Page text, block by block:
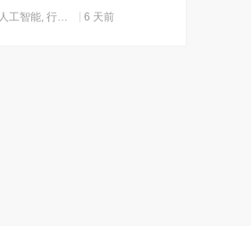
发关机
人工智能 行业动态 6 天前